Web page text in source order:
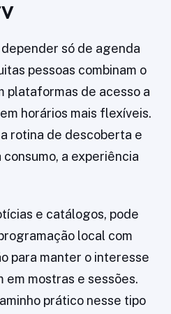
só de agenda
pessoas combinam o
plataformas de acesso a
horários mais flexíveis.
rotina de descoberta e
a experiência
e catálogos, pode
local com
para manter o interesse
mostras e sessões.
prático nesse tipo